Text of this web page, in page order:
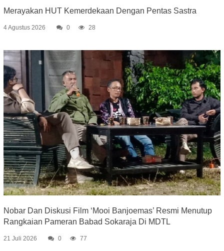
Merayakan HUT Kemerdekaan Dengan Pentas Sastra
4 Agustus 2026 0 28
Nobar Dan Diskusi Film ‘Mooi Banjoemas’ Resmi Menutup
Rangkaian Pameran Babad Sokaraja Di MDTL
21 Juli 2026 0 77